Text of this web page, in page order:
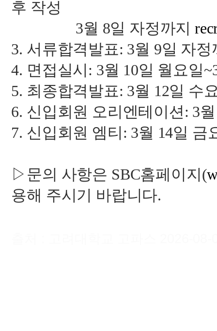
후 작성
3월 8일 자정까지
3. 서류합격발표: 3월 9일 자정
4. 면접실시 : 3월 10일 월요일
5. 최종합격발표: 3월 12일 수
6. 신입회원 오리엔테이션 : 3월
7. 신입회원 엠티 : 3월 14일 금
▷문의 사항은 SBC홈페이지 (
용해 주시기 바랍니다.